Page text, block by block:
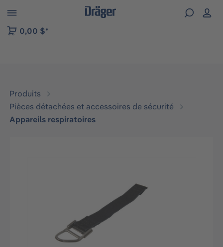
to B2B platform navigation
0,00 $*
Produits
Pièces détachées et accessoires de sécurité
Appareils respiratoires